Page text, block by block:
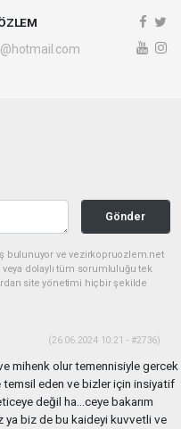
Gönder
bulunuyor ve vezirkopruozlem.net
dolaylı tüm sorumluluğu tek
site yönetimi hiçbir şekilde
(26.06.2024 10:21 - #2736)
mihenk olur temennisiyle gercek
eden ve bizler için insiyatif
değil ha...ceye bakarım
ya biz de bu kaideyi kuvvetli ve